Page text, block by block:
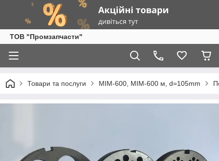
ТОВ "Промзапчасти"
Товари та послуги МІМ-600, МІМ-600 м, d=105mm